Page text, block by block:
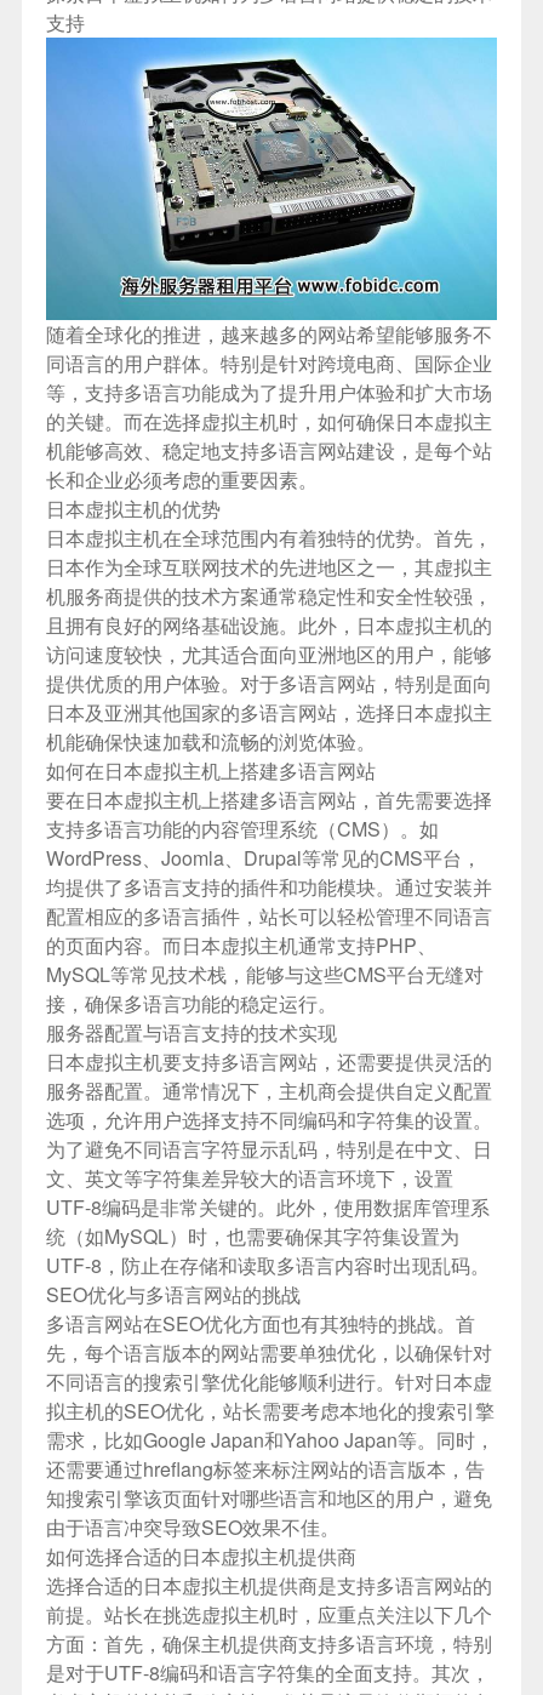
支持
随着全球化的推进，越来越多的网站希望能够服务不
同语言的用户群体。特别是针对跨境电商、国际企业
等，支持多语言功能成为了提升用户体验和扩大市场
的关键。而在选择虚拟主机时，如何确保日本虚拟主
机能够高效、稳定地支持多语言网站建设，是每个站
长和企业必须考虑的重要因素。
日本虚拟主机的优势
日本虚拟主机在全球范围内有着独特的优势。首先，
日本作为全球互联网技术的先进地区之一，其虚拟主
机服务商提供的技术方案通常稳定性和安全性较强，
且拥有良好的网络基础设施。此外，日本虚拟主机的
访问速度较快，尤其适合面向亚洲地区的用户，能够
提供优质的用户体验。对于多语言网站，特别是面向
日本及亚洲其他国家的多语言网站，选择日本虚拟主
机能确保快速加载和流畅的浏览体验。
如何在日本虚拟主机上搭建多语言网站
要在日本虚拟主机上搭建多语言网站，首先需要选择
支持多语言功能的内容管理系统（CMS）。如
WordPress、Joomla、Drupal等常见的CMS平台，
均提供了多语言支持的插件和功能模块。通过安装并
配置相应的多语言插件，站长可以轻松管理不同语言
的页面内容。而日本虚拟主机通常支持PHP、
MySQL等常见技术栈，能够与这些CMS平台无缝对
接，确保多语言功能的稳定运行。
服务器配置与语言支持的技术实现
日本虚拟主机要支持多语言网站，还需要提供灵活的
服务器配置。通常情况下，主机商会提供自定义配置
选项，允许用户选择支持不同编码和字符集的设置。
为了避免不同语言字符显示乱码，特别是在中文、日
文、英文等字符集差异较大的语言环境下，设置
UTF-8编码是非常关键的。此外，使用数据库管理系
统（如MySQL）时，也需要确保其字符集设置为
UTF-8，防止在存储和读取多语言内容时出现乱码。
SEO优化与多语言网站的挑战
多语言网站在SEO优化方面也有其独特的挑战。首
先，每个语言版本的网站需要单独优化，以确保针对
不同语言的搜索引擎优化能够顺利进行。针对日本虚
拟主机的SEO优化，站长需要考虑本地化的搜索引擎
需求，比如Google Japan和Yahoo Japan等。同时，
还需要通过hreflang标签来标注网站的语言版本，告
知搜索引擎该页面针对哪些语言和地区的用户，避免
由于语言冲突导致SEO效果不佳。
如何选择合适的日本虚拟主机提供商
选择合适的日本虚拟主机提供商是支持多语言网站的
前提。站长在挑选虚拟主机时，应重点关注以下几个
方面：首先，确保主机提供商支持多语言环境，特别
是对于UTF-8编码和语言字符集的全面支持。其次，